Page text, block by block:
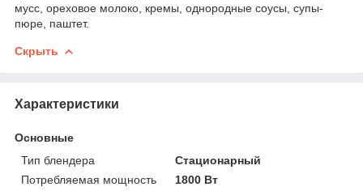
мусс, ореховое молоко, кремы, однородные соусы, супы-
пюре, паштет.
Скрыть
Характеристики
Основные
Тип блендера
Стационарный
Потребляемая мощность
1800 Вт